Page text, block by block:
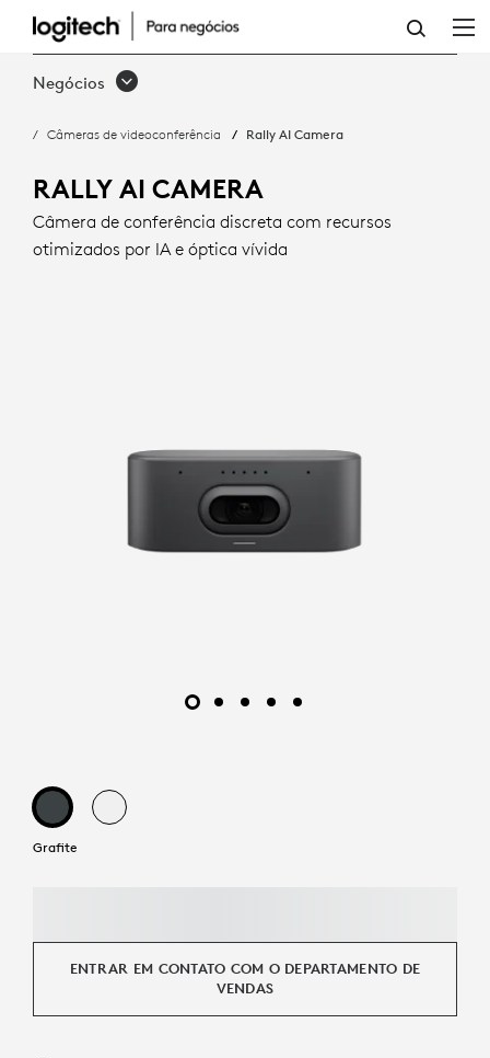
RALLY
AI
ENQUADRAMENTO
INTELIGENTE
Negócios
Câmeras de videoconferência Rally AI Camera
RALLY AI CAMERA
Câmera de conferência discreta com recursos
otimizados por IA e óptica vívida
Grafite
ENTRAR EM CONTATO COM O DEPARTAMENTO DE
VENDAS